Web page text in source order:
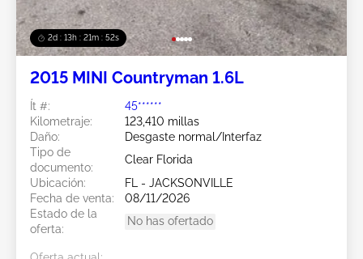
2d : 13h : 21m : 49s
2015 MINI Countryman 1.6L
Ít #:
45******
Kilometraje:
123,410 millas
Daño:
Desgaste normal/Interfaz
Tipo de
documento:
Clear Florida
Ubicación:
FL - JACKSONVILLE
Fecha de venta:
08/11/2026
Estado de la
oferta:
No has ofertado